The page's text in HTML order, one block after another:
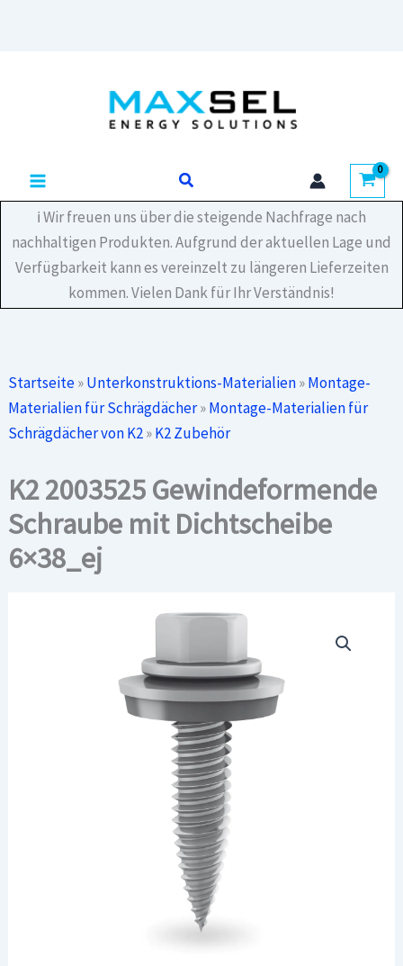
Suchen
ℹ️ Wir freuen uns über die steigende Nachfrage nach
nachhaltigen Produkten. Aufgrund der aktuellen Lage und
Verfügbarkeit kann es vereinzelt zu längeren Lieferzeiten
kommen. Vielen Dank für Ihr Verständnis!
Startseite»Unterkonstruktions-Materialien»Montage-
Materialien für Schrägdächer»Montage-Materialien für
Schrägdächer von K2»K2 Zubehör
K2 2003525 Gewindeformende
Schraube mit Dichtscheibe
6×38_ej